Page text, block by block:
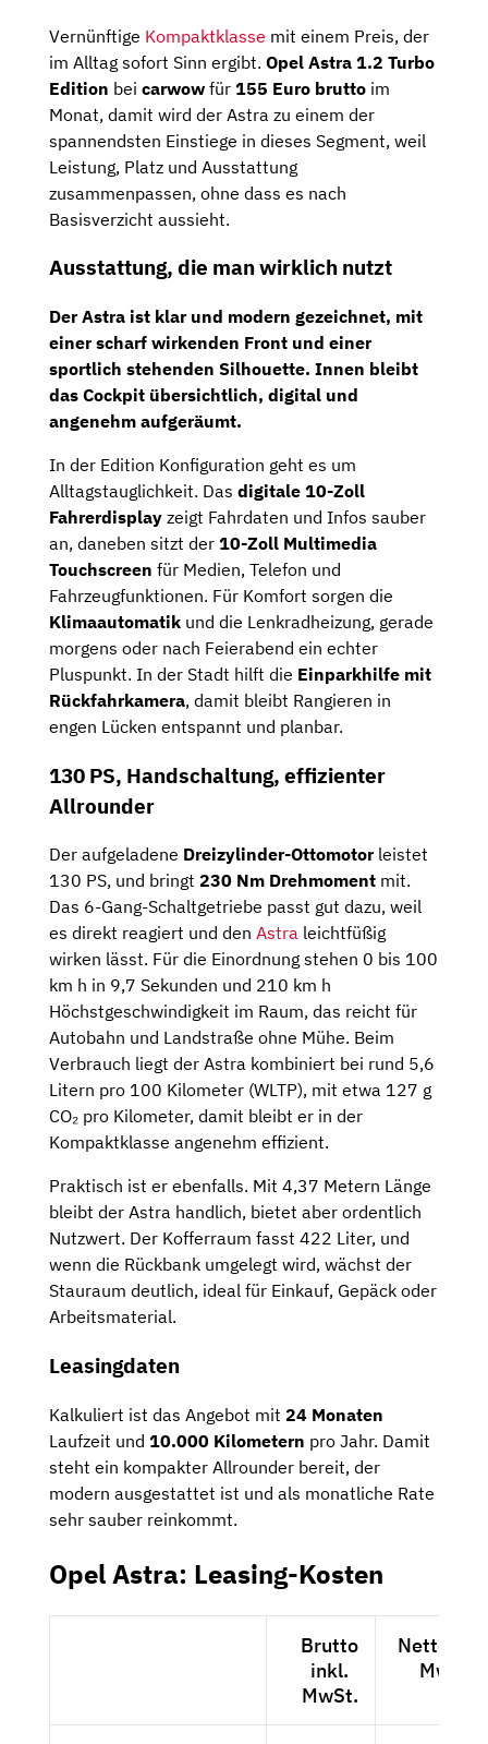
Vernünftige Kompaktklasse mit einem Preis, der
im Alltag sofort Sinn ergibt. Opel Astra 1.2 Turbo
Edition bei carwow für 155 Euro brutto im
Monat, damit wird der Astra zu einem der
spannendsten Einstiege in dieses Segment, weil
Leistung, Platz und Ausstattung
zusammenpassen, ohne dass es nach
Basisverzicht aussieht.
Ausstattung, die man wirklich nutzt
Der Astra ist klar und modern gezeichnet, mit
einer scharf wirkenden Front und einer
sportlich stehenden Silhouette. Innen bleibt
das Cockpit übersichtlich, digital und
angenehm aufgeräumt.
In der Edition Konfiguration geht es um
Alltagstauglichkeit. Das digitale 10-Zoll
Fahrerdisplay zeigt Fahrdaten und Infos sauber
an, daneben sitzt der 10-Zoll Multimedia
Touchscreen für Medien, Telefon und
Fahrzeugfunktionen. Für Komfort sorgen die
Klimaautomatik und die Lenkradheizung, gerade
morgens oder nach Feierabend ein echter
Pluspunkt. In der Stadt hilft die Einparkhilfe mit
Rückfahrkamera, damit bleibt Rangieren in
engen Lücken entspannt und planbar.
130 PS, Handschaltung, effizienter
Allrounder
Der aufgeladene Dreizylinder-Ottomotorleistet
130 PS, und bringt 230 Nm Drehmoment mit.
Das 6-Gang-Schaltgetriebe passt gut dazu, weil
es direkt reagiert und den Astra leichtfüßig
wirken lässt. Für die Einordnung stehen 0 bis 100
km h in 9,7 Sekunden und 210 km h
Höchstgeschwindigkeit im Raum, das reicht für
Autobahn und Landstraße ohne Mühe. Beim
Verbrauch liegt der Astra kombiniert bei rund 5,6
Litern pro 100 Kilometer (WLTP), mit etwa 127 g
CO₂ pro Kilometer, damit bleibt er in der
Kompaktklasse angenehm effizient.
Praktisch ist er ebenfalls. Mit 4,37 Metern Länge
bleibt der Astra handlich, bietet aber ordentlich
Nutzwert. Der Kofferraum fasst 422 Liter, und
wenn die Rückbank umgelegt wird, wächst der
Stauraum deutlich, ideal für Einkauf, Gepäck oder
Arbeitsmaterial.
Leasingdaten
Kalkuliert ist das Angebot mit 24 Monaten
Laufzeit und 10.000 Kilometern pro Jahr. Damit
steht ein kompakter Allrounder bereit, der
modern ausgestattet ist und als monatliche Rate
sehr sauber reinkommt.
Opel Astra: Leasing-Kosten
Brutto
inkl.
MwSt.
Netto
MwSt.